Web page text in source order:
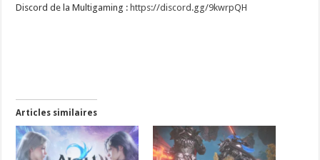
Discord de la Multigaming : https://discord.gg/9kwrpQH
Articles similaires